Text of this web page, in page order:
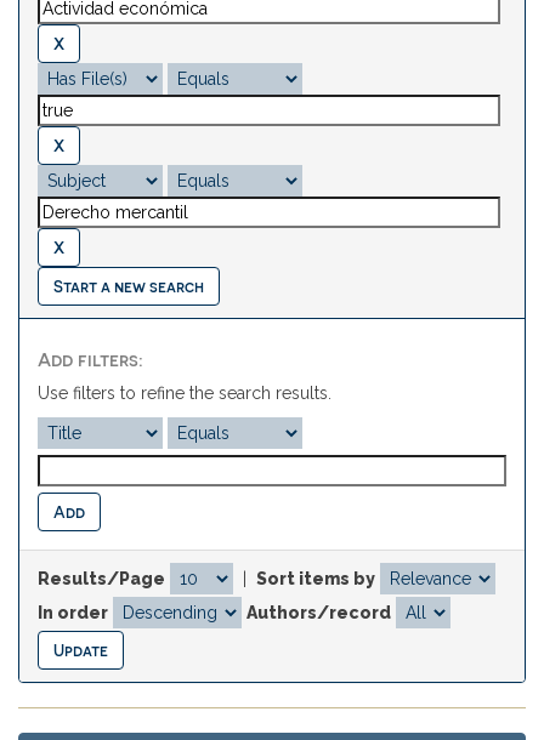
Start a new search
Add filters:
Use filters to refine the search results.
Results/Page
Sort items by
In order
Authors/record